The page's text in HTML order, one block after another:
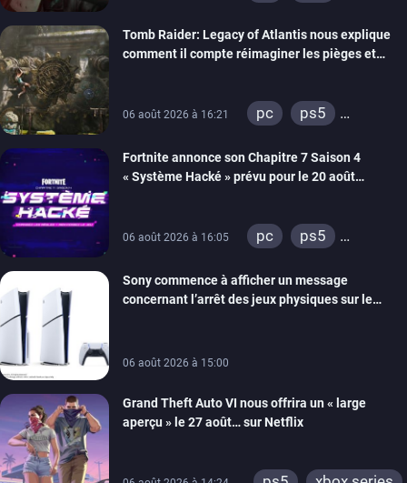
switch 2
Tomb Raider: Legacy of Atlantis nous explique
comment il compte réimaginer les pièges et
06 août 2026 à 16:21 pc
ps5
switch 2
Fortnite annonce son Chapitre 7 Saison 4
« Système Hacké » prévu pour le 20 août
06 août 2026 à 16:05 pc
ps5
switch
ios
android
ps4
Sony commence à afficher un message
concernant l’arrêt des jeux physiques sur le
06 août 2026 à 15:00
Grand Theft Auto VI nous offrira un « large
aperçu » le 27 août… sur Netflix